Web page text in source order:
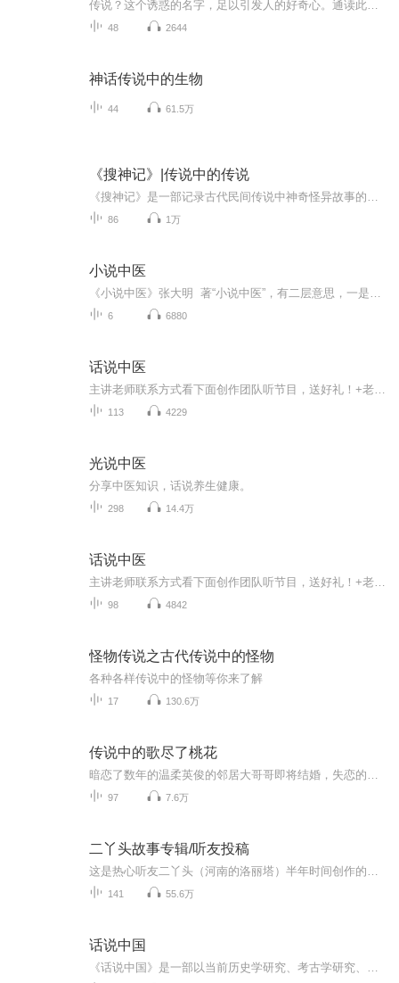
48 2644
神话传说中的生物
44 61.5万
《搜神记》|传说中的传说
86 1万
小说中医
6 6880
话说中医
113 4229
光说中医
分享中医知识，话说养生健康。
298 14.4万
话说中医
98 4842
怪物传说之古代传说中的怪物
各种各样传说中的怪物等你来了解
17 130.6万
传说中的歌尽了桃花
97 7.6万
二丫头故事专辑/听友投稿
141 55.6万
话说中国